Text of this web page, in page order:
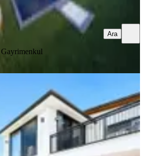
Gayrimenkul
Ara
Gayrimenkul'den Satılık Özel
Dubleks Villa
Durasıllı Mahallesi
230 m² ·05.07.2026